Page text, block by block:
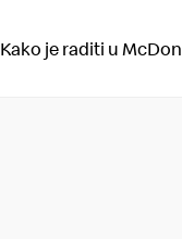
Kako je raditi u